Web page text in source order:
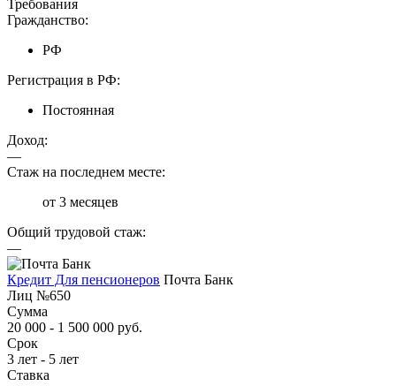
Требования
Гражданство:
РФ
Регистрация в РФ:
Постоянная
Доход:
—
Стаж на последнем месте:
от 3 месяцев
Общий трудовой стаж:
—
Кредит Для пенсионеров Почта Банк
Лиц №650
Сумма
20 000 - 1 500 000 руб.
Срок
3 лет - 5 лет
Ставка